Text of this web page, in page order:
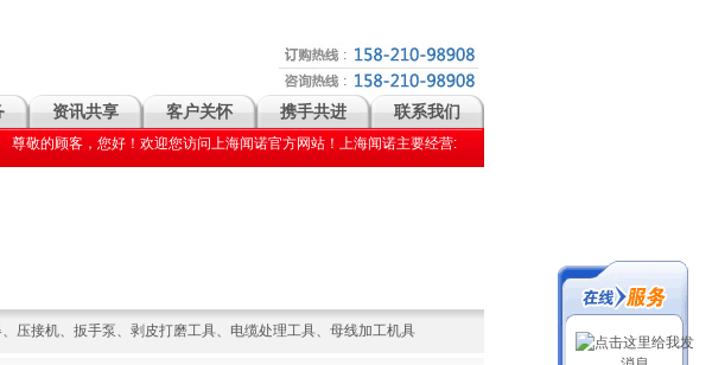
资讯共享 客户关怀 携手共进 联系我们
尊敬的顾客，您好！欢迎您访问上海闻诺官方网站！上海闻诺主要经营: 压接钳| 剥皮器| 切管机| 冲孔机| 带锯
、 压接机、 扳手泵、 剥皮打磨工具、 电缆处理工具、 母线加工机具